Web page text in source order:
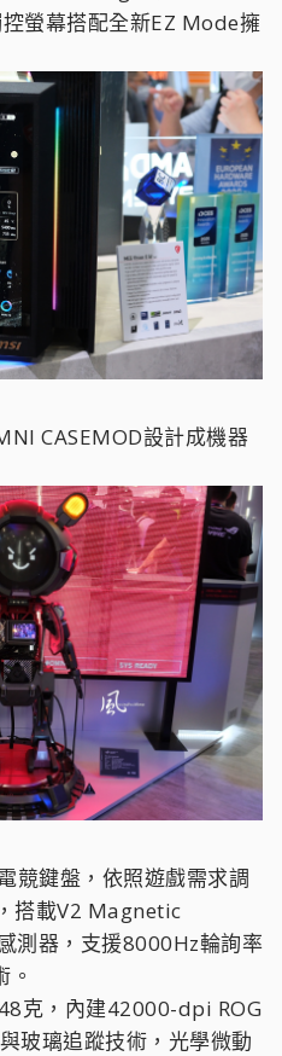
螢幕搭配全新EZ Mode擁
CASEMOD設計成機器
競鍵盤，依照遊戲需求調
搭載V2 Magnetic
測器，支援8000Hz輪詢率
克，內建42000-dpi ROG
玻璃追蹤技術，光學微動